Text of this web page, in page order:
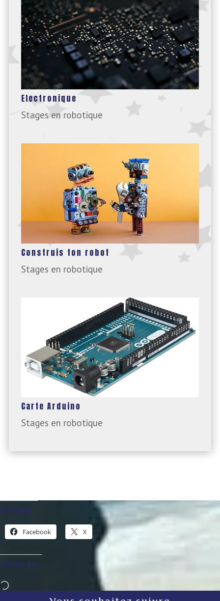
Electronique
Stages en robotique
Construis ton robot
Stages en robotique
Carte Arduino
Stages en robotique
Partager :
Facebook X
J’aime ça :
Chargement…